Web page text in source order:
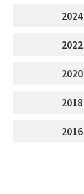
2024
2022
2020
2018
2016